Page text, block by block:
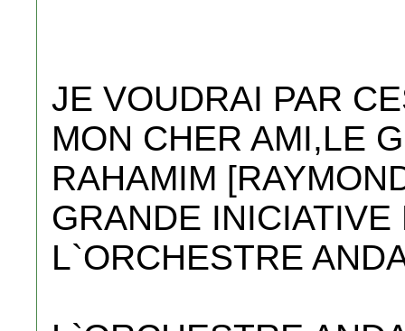
JE VOUDRAI PAR
MON CHER AMI,LE
RAHAMIM
GRANDE
L`ORCHESTRE